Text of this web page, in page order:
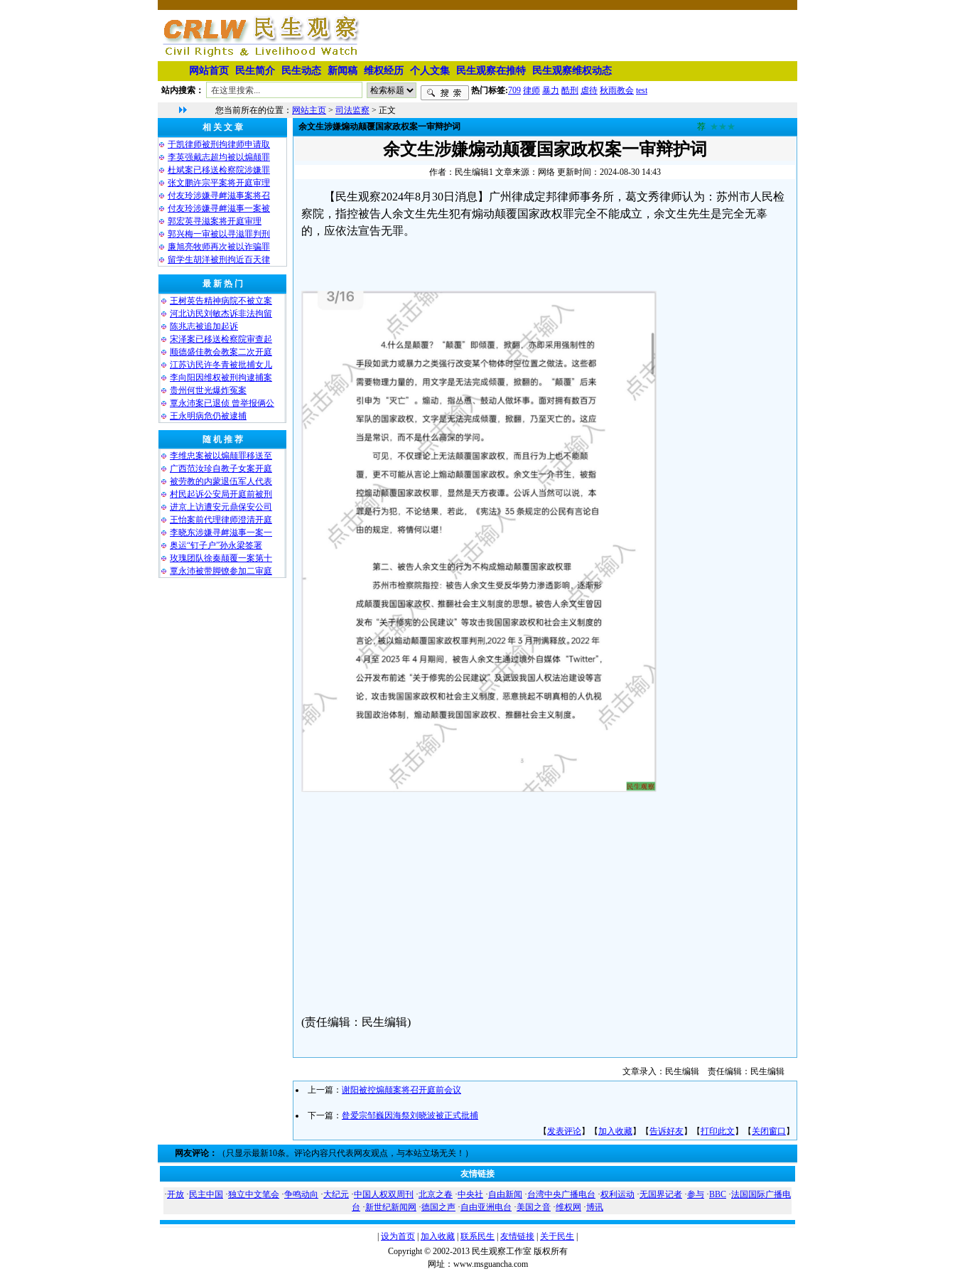
网站首页 民生简介 民生动态 新闻稿 维权经历 个人文集 民生观察在推特 民生观察维权动态
站内搜索： 热门标签:709 律师 暴力 酷刑 虐待 秋雨教会 test
您当前所在的位置： 网站主页 > 司法监察 > 正文
相 关 文 章
于凯律师被刑拘律师申请取
李英强戴志超均被以煽颠罪
杜斌案已移送检察院涉嫌罪
张文鹏许宗平案将开庭审理
付友玲涉嫌寻衅滋事案将召
付友玲涉嫌寻衅滋事一案被
郭宏英寻滋案将开庭审理
郭兴梅一审被以寻滋罪判刑
廉旭亮牧师再次被以诈骗罪
留学生胡洋被刑拘近百天律
最 新 热 门
王树英告精神病院不被立案
河北访民刘敏杰诉非法拘留
陈兆志被追加起诉
宋泽案已移送检察院审查起
顺德盛佳教会教案二次开庭
江苏访民许冬青被批捕女儿
李向阳因维权被刑拘逮捕案
贵州何世光爆炸冤案
覃永沛案已退侦 曾举报俩公
王永明病危仍被逮捕
随 机 推 荐
李维忠案被以煽颠罪移送至
广西范汝珍自教子女案开庭
被劳教的内蒙退伍军人代表
村民起诉公安局开庭前被刑
进京上访遭安元鼎保安公司
王怡案前代理律师澄清开庭
李晓东涉嫌寻衅滋事一案一
奥运“钉子户”孙永梁签署
玫瑰团队徐秦颠覆一案第十
覃永沛被带脚镣参加二审庭
余文生涉嫌煽动颠覆国家政权案一审辩护词 荐 ★★★
余文生涉嫌煽动颠覆国家政权案一审辩护词
作者：民生编辑1 文章来源：网络 更新时间：2024-08-30 14:43
【民生观察2024年8月30日消息】广州律成定邦律师事务所，葛文秀律师认为：苏州市人民检
察院，指控被告人余文生先生犯有煽动颠覆国家政权罪完全不能成立，余文生先生是完全无辜
的，应依法宣告无罪。
(责任编辑：民生编辑)
文章录入：民生编辑 责任编辑：民生编辑
上一篇： 谢阳被控煽颠案将召开庭前会议
下一篇： 昝爱宗邹巍因海祭刘晓波被正式批捕
【发表评论】【加入收藏】【告诉好友】【打印此文 】【 关闭窗口 】
网友评论： （只显示最新10条。评论内容只代表网友观点，与本站立场无关！）
友情链接
·开放 · 民主中国 ·独立中文笔会 ·争鸣动向 ·大纪元 ·中国人权双周刊 ·北京之春 ·中央社 ·自由新闻 ·台湾中央广播电台 ·权利运动 ·无国界记者 ·参与 ·BBC ·法国国际广播电
台 ·新世纪新闻网 ·德国之声 ·自由亚洲电台 ·美国之音 ·维权网 ·博讯
设为首页 加入收藏 联系民生 友情链接 关于民生
Copyright © 2002-2013 民生观察工作室 版权所有
网址：www.msguancha.com